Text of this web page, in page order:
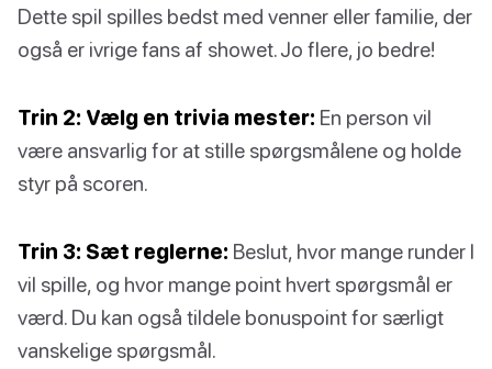
Dette spil spilles bedst med venner eller familie, der
også er ivrige fans af showet. Jo flere, jo bedre!
Trin 2: Vælg en trivia mester: En person vil
være ansvarlig for at stille spørgsmålene og holde
styr på scoren.
Trin 3: Sæt reglerne: Beslut, hvor mange runder I
vil spille, og hvor mange point hvert spørgsmål er
værd. Du kan også tildele bonuspoint for særligt
vanskelige spørgsmål.